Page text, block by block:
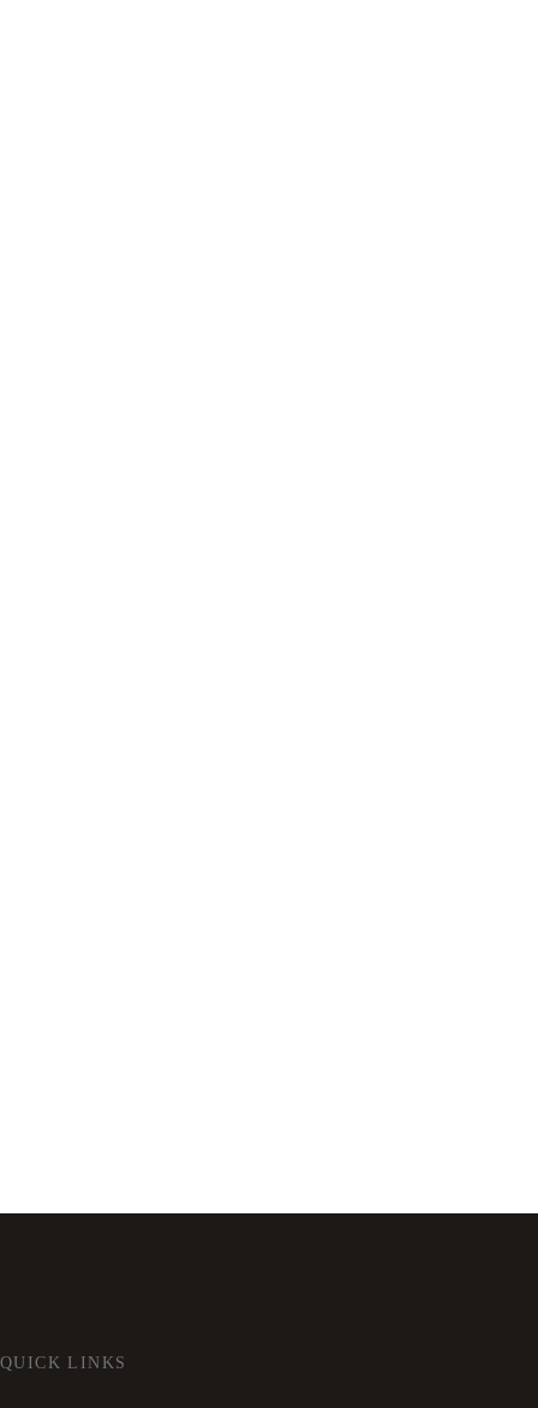
QUICK LINKS